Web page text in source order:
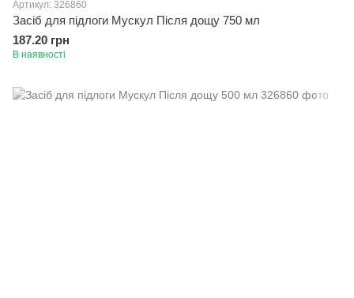
Артикул: 326860
Засiб для підлоги Мускул Пiсля дощу 750 мл
187.20 грн
В наявності